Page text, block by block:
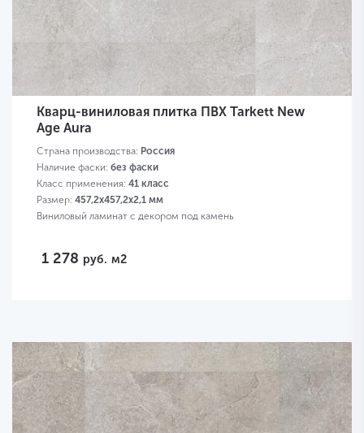
Кварц-виниловая плитка ПВХ Tarkett New
Age Aura
Страна производства: Россия
Наличие фаски: без фаски
Класс применения: 41 класс
Размер: 457,2х457,2х2,1 мм
Виниловый ламинат с декором под камень
1 278 руб. м2